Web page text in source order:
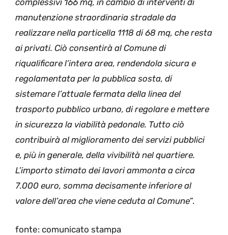
complessivi 166 mq, in cambio di interventi di
manutenzione straordinaria stradale da
realizzare nella particella 1118 di 68 mq, che resta
ai privati. Ciò consentirà al Comune di
riqualificare l’intera area, rendendola sicura e
regolamentata per la pubblica sosta, di
sistemare l’attuale fermata della linea del
trasporto pubblico urbano, di regolare e mettere
in sicurezza la viabilità pedonale. Tutto ciò
contribuirà al miglioramento dei servizi pubblici
e, più in generale, della vivibilità nel quartiere.
L’importo stimato dei lavori ammonta a circa
7.000 euro, somma decisamente inferiore al
valore dell’area che viene ceduta al Comune”.
fonte: comunicato stampa